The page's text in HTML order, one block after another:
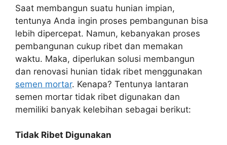
Saat membangun suatu hunian impian,
tentunya Anda ingin proses pembangunan bisa
lebih dipercepat. Namun, kebanyakan proses
pembangunan cukup ribet dan memakan
waktu. Maka, diperlukan solusi membangun
dan renovasi hunian tidak ribet menggunakan
semen mortar. Kenapa? Tentunya lantaran
semen mortar tidak ribet digunakan dan
memiliki banyak kelebihan sebagai berikut:
Tidak Ribet Digunakan